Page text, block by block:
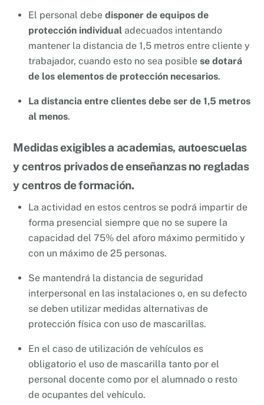
El personal debe disponer de equipos de
protección individual adecuados intentando
mantener la distancia de 1,5 metros entre cliente y
trabajador, cuando esto no sea posible se dotará
de los elementos de protección necesarios.
La distancia entre clientes debe ser de 1,5 metros
al menos.
Medidas exigibles a academias, autoescuelas
y centros privados de enseñanzas no regladas
y centros de formación.
La actividad en estos centros se podrá impartir de
forma presencial siempre que no se supere la
capacidad del 75% del aforo máximo permitido y
con un máximo de 25 personas.
Se mantendrá la distancia de seguridad
interpersonal en las instalaciones o, en su defecto
se deben utilizar medidas alternativas de
protección física con uso de mascarillas.
En el caso de utilización de vehículos es
obligatorio el uso de mascarilla tanto por el
personal docente como por el alumnado o resto
de ocupantes del vehículo.